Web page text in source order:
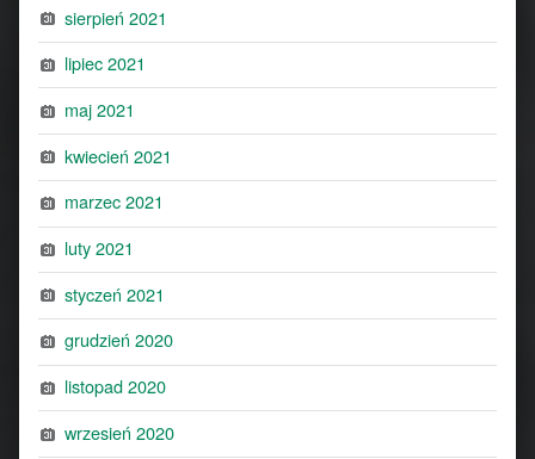
sierpień 2021
lipiec 2021
maj 2021
kwiecień 2021
marzec 2021
luty 2021
styczeń 2021
grudzień 2020
listopad 2020
wrzesień 2020